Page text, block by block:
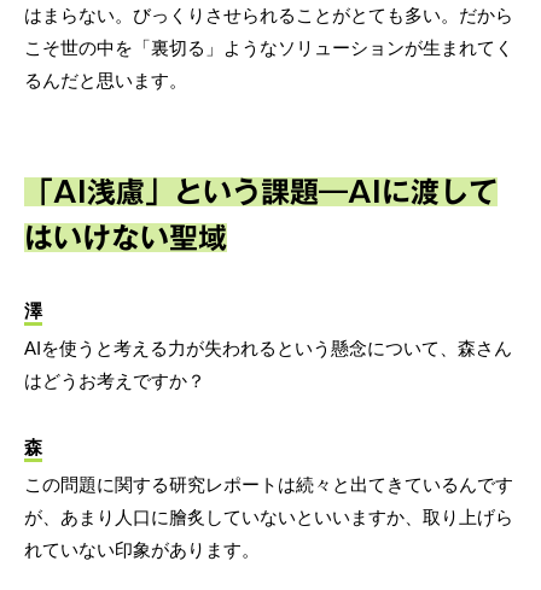
はまらない。びっくりさせられることがとても多い。だから
こそ世の中を「裏切る」ようなソリューションが生まれてく
るんだと思います。
「AI浅慮」という課題―AIに渡して
はいけない聖域
澤
AIを使うと考える力が失われるという懸念について、森さん
はどうお考えですか？
森
この問題に関する研究レポートは続々と出てきているんです
が、あまり人口に膾炙していないといいますか、取り上げら
れていない印象があります。